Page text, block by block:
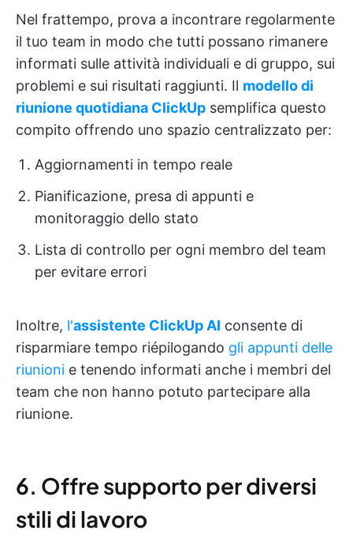
Nel frattempo, prova a incontrare regolarmente
il tuo team in modo che tutti possano rimanere
informati sulle attività individuali e di gruppo, sui
problemi e sui risultati raggiunti. Il modello di
riunione quotidiana ClickUp semplifica questo
compito offrendo uno spazio centralizzato per:
Aggiornamenti in tempo reale
Pianificazione, presa di appunti e
monitoraggio dello stato
Lista di controllo per ogni membro del team
per evitare errori
Inoltre, l'assistente ClickUp AI consente di
risparmiare tempo riépilogando gli appunti delle
riunioni e tenendo informati anche i membri del
team che non hanno potuto partecipare alla
riunione.
6. Offre supporto per diversi
stili di lavoro